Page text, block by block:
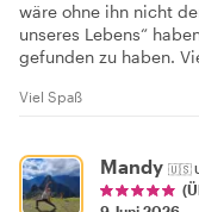
wäre ohne ihn nicht
unseres Lebens“
gefunden zu haben.
Viel Spaß
Mandy 🇺🇸